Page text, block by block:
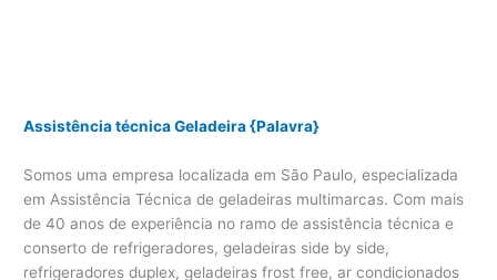
Assistência técnica Geladeira {Palavra}
Somos uma empresa localizada em São Paulo, especializada
em Assistência Técnica de geladeiras multimarcas. Com mais
de 40 anos de experiência no ramo de assistência técnica e
conserto de refrigeradores, geladeiras side by side,
refrigeradores duplex, geladeiras frost free, ar condicionados